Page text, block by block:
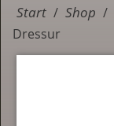
Start / Shop /
Dressur